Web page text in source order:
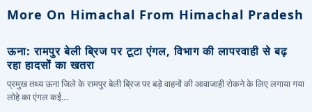
More On Himachal From Himachal Pradesh
ऊना: रामपुर बेली ब्रिज पर टूटा एंगल, विभाग की लापरवाही से बढ़
रहा हादसों का खतरा
प्रमुख तथ्य ऊना जिले के रामपुर बेली ब्रिज पर बड़े वाहनों की आवाजाही रोकने के लिए लगाया गया
लोहे का एंगल कई…